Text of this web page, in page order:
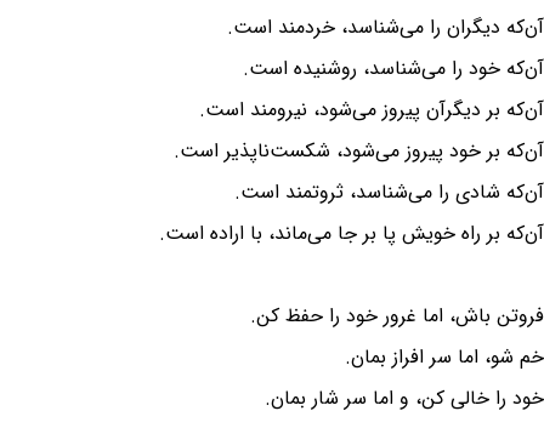
آن‌که دیگران را می‌شناسد، خردمند است.
آن‌که خود را می‌شناسد، روشنیده است.
آن‌که بر دیگرآن پیروز می‌شود، نیرومند است.
آن‌که بر خود پیروز می‌شود، شکست‌ناپذیر است.
آن‌که شادی را می‌شناسد، ثروتمند است.
آن‌که بر راه خویش پا بر جا می‌ماند، با اراده است.
فروتن باش، اما غرور خود را حفظ کن.
خم شو، اما سر افراز بمان.
خود را خالی کن، و اما سر شار بمان.